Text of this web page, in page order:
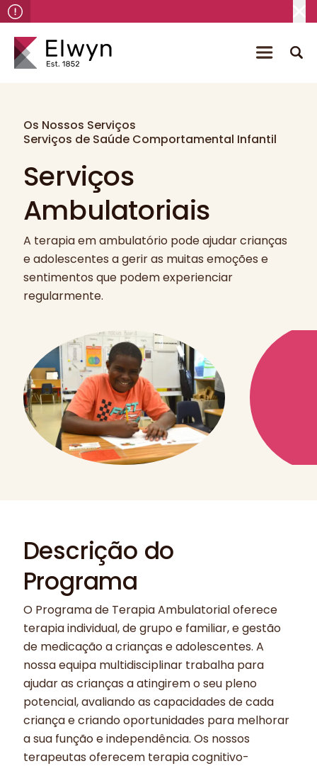
Os Nossos Serviços
Serviços de Saúde Comportamental Infantil
Serviços
Ambulatoriais
A terapia em ambulatório pode ajudar crianças
e adolescentes a gerir as muitas emoções e
sentimentos que podem experienciar
regularmente.
Descrição do
Programa
O Programa de Terapia Ambulatorial oferece
terapia individual, de grupo e familiar, e gestão
de medicação a crianças e adolescentes. A
nossa equipa multidisciplinar trabalha para
ajudar as crianças a atingirem o seu pleno
potencial, avaliando as capacidades de cada
criança e criando oportunidades para melhorar
a sua função e independência. Os nossos
terapeutas oferecem terapia cognitivo-